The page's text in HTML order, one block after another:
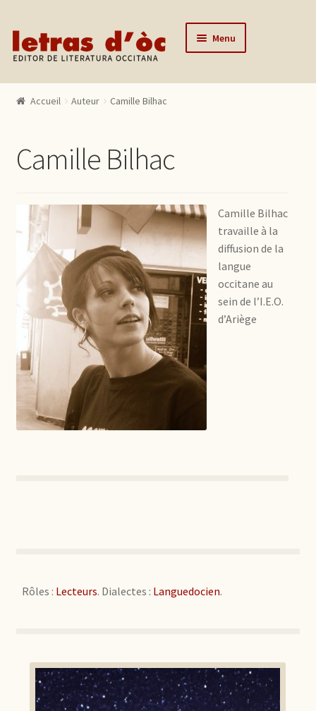
Aller à la navigation
Aller au contenu Menu
Catalogue
Actualités
Contact
Mon compte
Accueil Auteur Camille Bilhac
Camille Bilhac
Camille Bilhac
travaille à la
diffusion de la
langue
occitane au
sein de l’I.E.O.
d’Ariège
Rôles : Lecteurs. Dialectes : Languedocien.